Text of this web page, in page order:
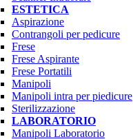
ESTETICA
Aspirazione
Contrangoli per pedicure
Frese
Frese Aspirante
Frese Portatili
Manipoli
Manipoli intra per piedicure
Sterilizzazione
LABORATORIO
Manipoli Laboratorio